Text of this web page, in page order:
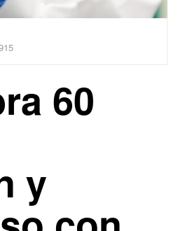
60
y